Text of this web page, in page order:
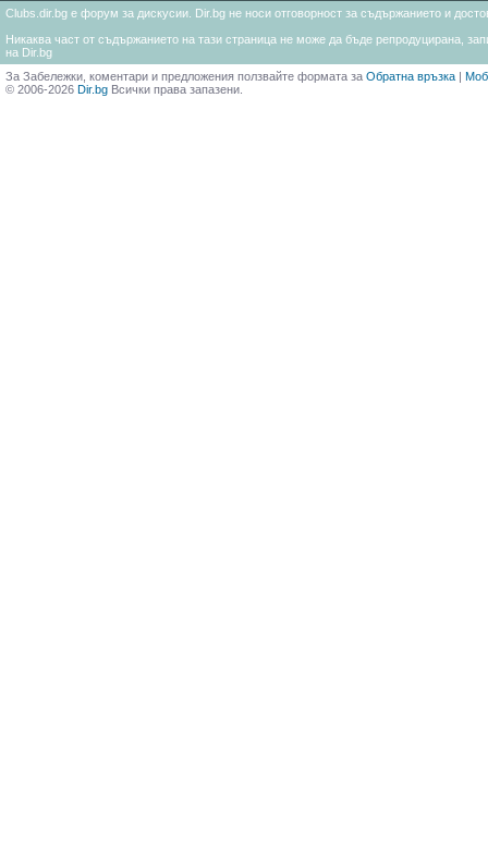
Clubs.dir.bg е форум за дискусии. Dir.bg не носи отговорност за съдържанието и
Никаква част от съдържанието на тази страница не може да бъде репродуцирана,
на Dir.bg
За Забележки, коментари и предложения ползвайте формата за Обратна връзка |
© 2006-2026 Dir.bg Всички права запазени.